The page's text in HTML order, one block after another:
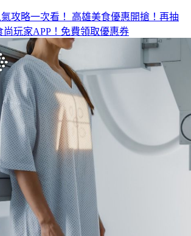
攻略一次看！ 高雄美食優惠開搶！再抽
尚玩家APP！免費領取優惠券